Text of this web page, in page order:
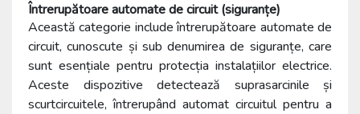
Întrerupătoare automate de circuit (siguranțe)
Această categorie include întrerupătoare automate de
circuit, cunoscute și sub denumirea de siguranțe, care
sunt esențiale pentru protecția instalațiilor electrice.
Aceste dispozitive detectează suprasarcinile și
scurtcircuitele, întrerupând automat circuitul pentru a